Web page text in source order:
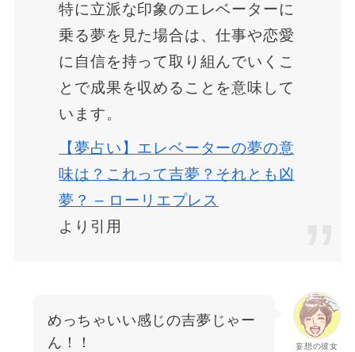
特に立派な印象のエレベーターに
乗る夢を見た場合は、仕事や恋愛
に自信を持って取り組んでいくこ
とで成果を収めることを意味して
います。
【夢占い】エレベーターの夢の意
味は？これって吉夢？それとも凶
夢？ – ローリエプレス
より引用
妄想の彼女
めっちゃいい感じの吉夢じゃー
ん！！